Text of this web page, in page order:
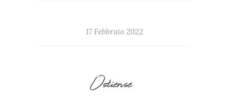
17 Febbraio 2022
Ostiense